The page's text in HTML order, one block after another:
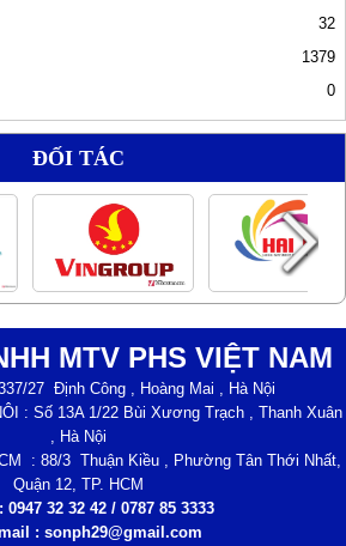
32
1379
0
ĐỐI TÁC
MTV PHS VIỆT NAM
27 Định Công , Hoàng Mai , Hà Nội
: Số 13A 1/22 Bùi Xương Trạch , Thanh Xuân
, Hà Nội
: 88/3 Thuận Kiều , Phường Tân Thới Nhất,
Quận 12, TP. HCM
0947 32 32 42 / 0787 85 3333
: sonph29@gmail.com